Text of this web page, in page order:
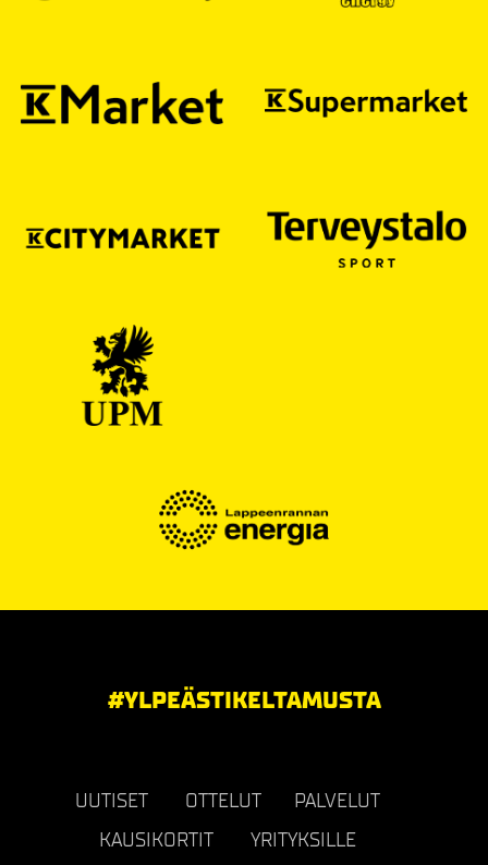
#YLPEÄSTIKELTAMUSTA
UUTISET OTTELUT
PALVELUT
KAUSIKORTIT
YRITYKSILLE